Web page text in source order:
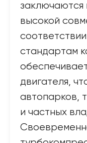
заключаются
высокой
стандартам
двигателя,
автопарков,
и частных